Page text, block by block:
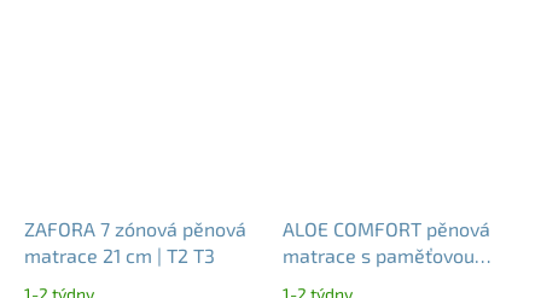
ZAFORA 7 zónová pěnová
matrace 21 cm | T2 T3
1-2 týdny
ALOE COMFORT pěnová
matrace s paměťovou
1-2 týdny